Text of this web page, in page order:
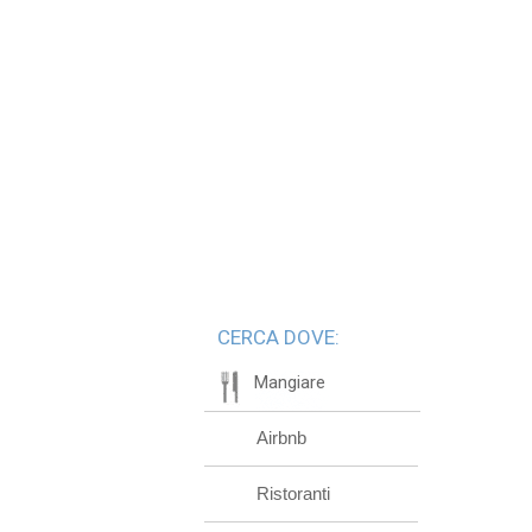
CERCA DOVE:
Mangiare
Airbnb
Ristoranti